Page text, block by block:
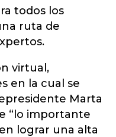
todos los
ruta de
virtual,
en la cual se
Marta
“lo importante
lograr una alta